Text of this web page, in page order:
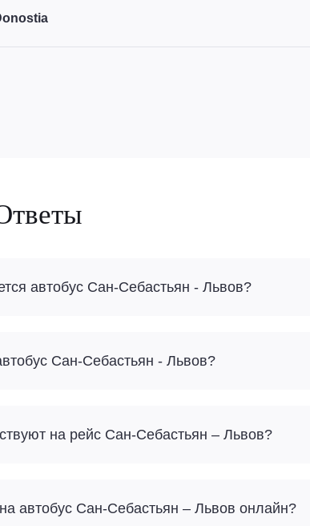
автобус Сан-Себастьян - Львов?
Сан-Себастьян - Львов?
на рейс Сан-Себастьян – Львов?
автобус Сан-Себастьян – Львов онлайн?